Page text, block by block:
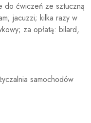
do ćwiczeń ze sztuczną
jacuzzi; kilka razy w
za opłatą: bilard,
samochodów